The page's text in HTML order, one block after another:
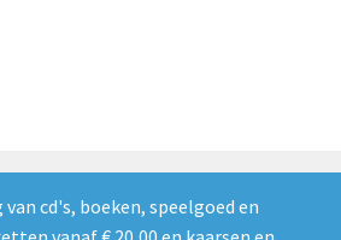
cd's, boeken, speelgoed en